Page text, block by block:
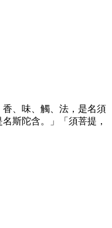
、味、觸、法，是名須
斯陀含。」「須菩提，